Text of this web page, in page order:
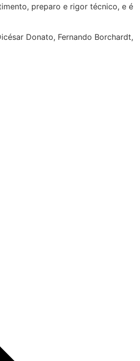
preparo e rigor técnico, e é
Donato, Fernando Borchardt,